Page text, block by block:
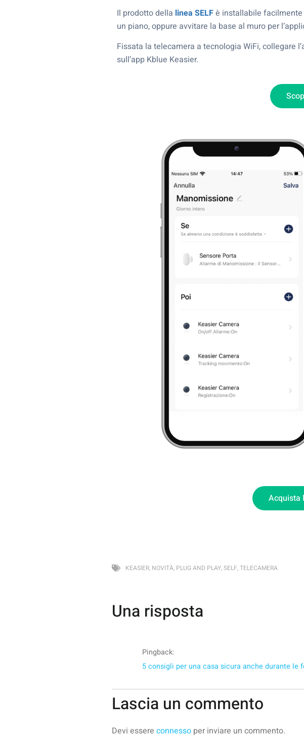
Il prodotto della linea SELFè installabile
un piano, oppure avvitare la base al muro per
Fissata la telecamera a tecnologia WiFi, collegare
sull’app Kblue Keasier.
Acquista
KEASIER, NOVITÀ, PLUG AND PLAY,SELF,TELECAMERA
Una risposta
Pingback:
5 consigli per una casa sicura anche durante le
Lascia un commento
Devi essere connesso per inviare un commento.